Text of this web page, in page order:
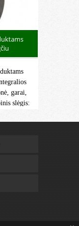
garai,
slėgis: